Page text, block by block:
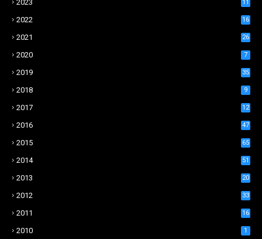
2023 11
2022 16
2021 26
2020 7
2019 35
2018 9
2017 12
2016 47
2015 65
2014 51
2013 20
2012 33
2011 16
2010 1